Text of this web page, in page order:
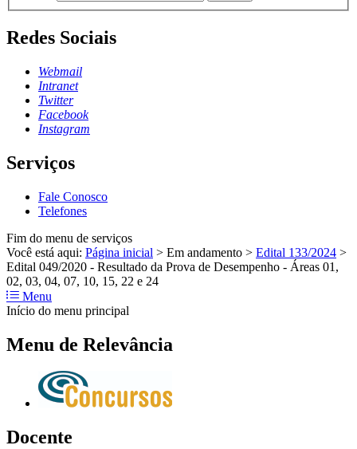
Redes Sociais
Webmail
Intranet
Twitter
Facebook
Instagram
Serviços
Fale Conosco
Telefones
Fim do menu de serviços
Você está aqui: Página inicial > Em andamento > Edital 133/2024 >
Edital 049/2020 - Resultado da Prova de Desempenho - Áreas 01,
02, 03, 04, 07, 10, 15, 22 e 24
Menu
Início do menu principal
Menu de Relevância
Docente